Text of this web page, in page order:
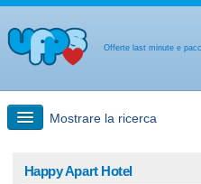
Offerte last minute e
Mostrare la ricerca
Happy Apart Hotel